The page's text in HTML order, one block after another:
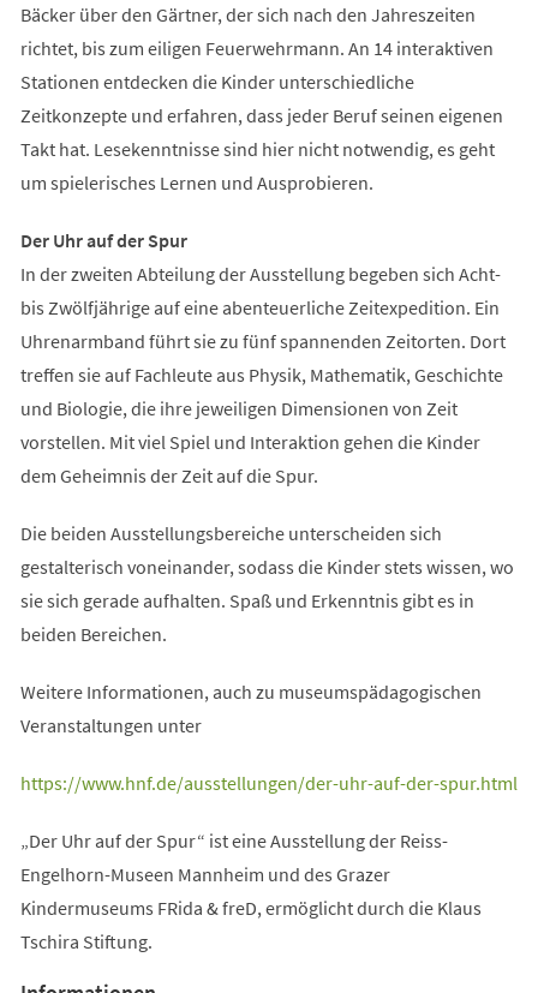
Bäcker über den Gärtner, der sich nach den Jahreszeiten
richtet, bis zum eiligen Feuerwehrmann. An 14 interaktiven
Stationen entdecken die Kinder unterschiedliche
Zeitkonzepte und erfahren, dass jeder Beruf seinen eigenen
Takt hat. Lesekenntnisse sind hier nicht notwendig, es geht
um spielerisches Lernen und Ausprobieren.
Der Uhr auf der Spur
In der zweiten Abteilung der Ausstellung begeben sich Acht-
bis Zwölfjährige auf eine abenteuerliche Zeitexpedition. Ein
Uhrenarmband führt sie zu fünf spannenden Zeitorten. Dort
treffen sie auf Fachleute aus Physik, Mathematik, Geschichte
und Biologie, die ihre jeweiligen Dimensionen von Zeit
vorstellen. Mit viel Spiel und Interaktion gehen die Kinder
dem Geheimnis der Zeit auf die Spur.
Die beiden Ausstellungsbereiche unterscheiden sich
gestalterisch voneinander, sodass die Kinder stets wissen, wo
sie sich gerade aufhalten. Spaß und Erkenntnis gibt es in
beiden Bereichen.
Weitere Informationen, auch zu museumspädagogischen
Veranstaltungen unter
https://www.hnf.de/ausstellungen/der-uhr-auf-der-spur.html
(Öffnet
einem
neuen
Tab)
„Der Uhr auf der Spur“ ist eine Ausstellung der Reiss-
Engelhorn-Museen Mannheim und des Grazer
Kindermuseums FRida & freD, ermöglicht durch die Klaus
Tschira Stiftung.